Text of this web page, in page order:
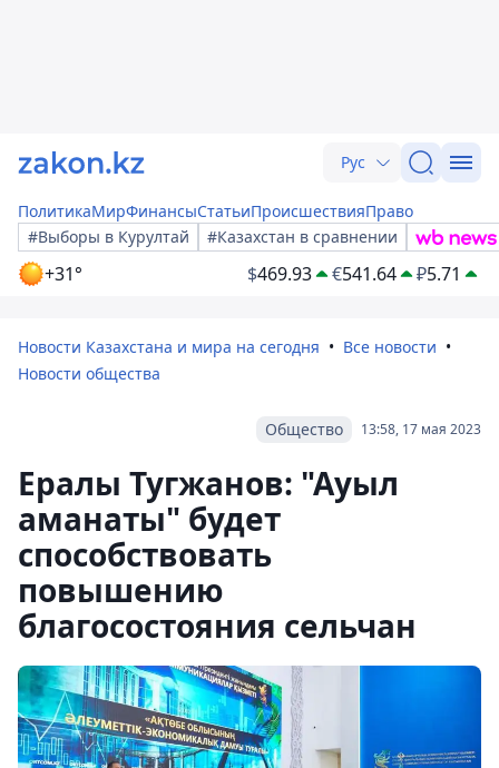
Рус
ПолитикаМирФинансыСтатьиПроисшествияПраво
#Выборы в Курултай
#Казахстан в сравнении
+31° $469.93 €541.64 ₽5.71
Новости Казахстана и мира на сегодня
Все новости
Новости общества
13:58, 17 мая 2023
Общество
Ералы Тугжанов: "Ауыл
аманаты" будет
способствовать
повышению
благосостояния сельчан